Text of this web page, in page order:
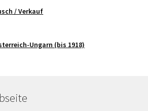
/ Verkauf
Ungarn (bis 1918)